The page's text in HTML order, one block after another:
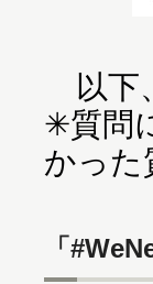
以下
✳︎質問
かった
「